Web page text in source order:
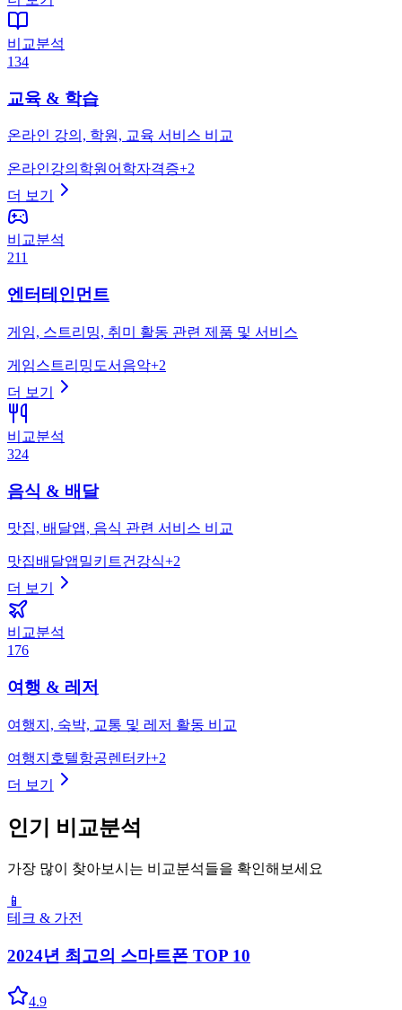
비교분석
134
교육 & 학습
온라인 강의, 학원, 교육 서비스 비교
온라인강의 학원어학자격증+2
더 보기
비교분석
211
엔터테인먼트
게임, 스트리밍, 취미 활동 관련 제품 및 서비스
게임스트리밍 도서 음악+2
더 보기
비교분석
324
음식 & 배달
맛집, 배달앱, 음식 관련 서비스 비교
맛집배달앱밀키트건강식+2
더 보기
비교분석
176
여행 & 레저
여행지, 숙박, 교통 및 레저 활동 비교
여행지 호텔항공렌터카+2
더 보기
인기 비교분석
가장 많이 찾아보시는 비교분석들을 확인해보세요
📱
테크 & 가전
2024년 최고의 스마트폰 TOP 10
4.9